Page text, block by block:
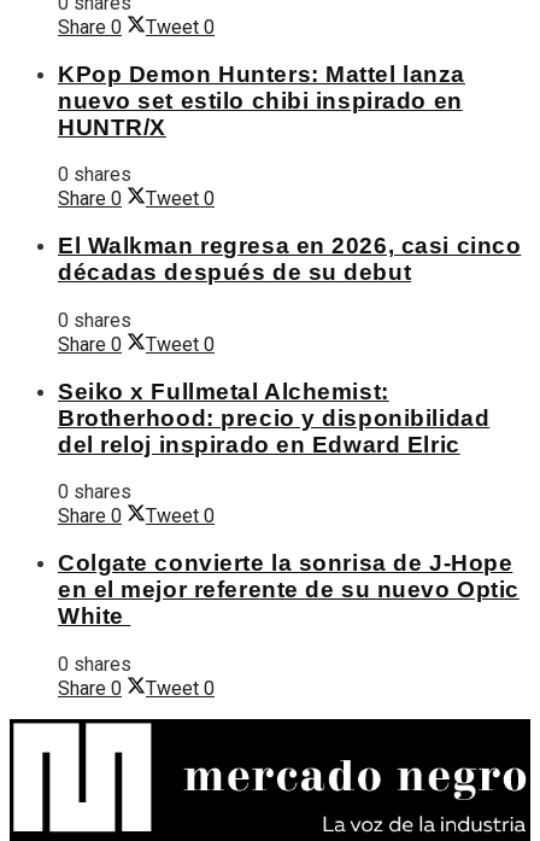
Share 0 Tweet 0
KPop Demon Hunters: Mattel lanza
nuevo set estilo chibi inspirado en
HUNTR/X
0 shares
Share 0 Tweet 0
El Walkman regresa en 2026, casi cinco
décadas después de su debut
0 shares
Share 0 Tweet 0
Seiko x Fullmetal Alchemist:
Brotherhood: precio y disponibilidad
del reloj inspirado en Edward Elric
0 shares
Share 0 Tweet 0
Colgate convierte la sonrisa de J-Hope
en el mejor referente de su nuevo Optic
White
0 shares
Share 0 Tweet 0